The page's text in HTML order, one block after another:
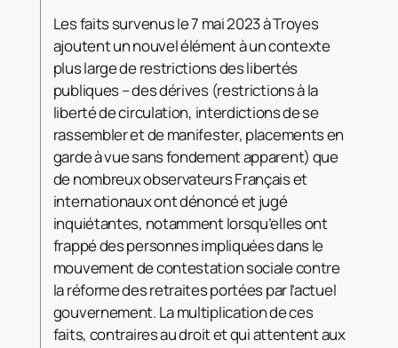
Les faits survenus le 7 mai 2023 à Troyes
ajoutent un nouvel élément à un contexte
plus large de restrictions des libertés
publiques – des dérives (restrictions à la
liberté de circulation, interdictions de se
rassembler et de manifester, placements en
garde à vue sans fondement apparent) que
de nombreux observateurs Français et
internationaux ont dénoncé et jugé
inquiétantes, notamment lorsqu’elles ont
frappé des personnes impliquées dans le
mouvement de contestation sociale contre
la réforme des retraites portées par l’actuel
gouvernement. La multiplication de ces
faits, contraires au droit et qui attentent aux